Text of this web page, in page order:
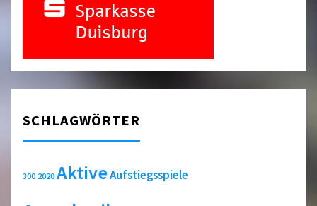
SCHLAGWÖRTER
300 2020 AktiveAufstiegsspiele